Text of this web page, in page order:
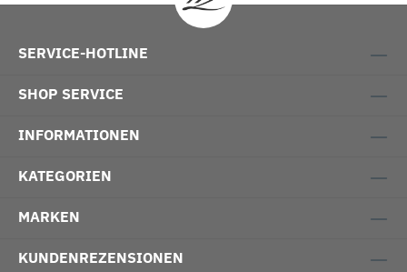
SERVICE-HOTLINE
SHOP SERVICE
INFORMATIONEN
KATEGORIEN
MARKEN
KUNDENREZENSIONEN